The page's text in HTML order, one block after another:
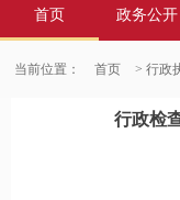
首页 政务公开
当前位置： 首页 > 行政
行政检